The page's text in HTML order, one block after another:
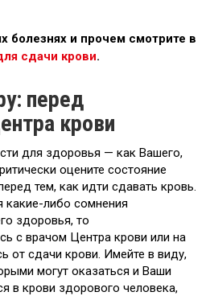
болезнях и прочем смотрите в
сдачи крови.
перед
крови
для здоровья — как Вашего,
оцените состояние
тем, как идти сдавать кровь.
какие-либо сомнения
здоровья, то
с врачом Центра крови или на
от сдачи крови. Имейте в виду,
могут оказаться и Ваши
в крови здорового человека,